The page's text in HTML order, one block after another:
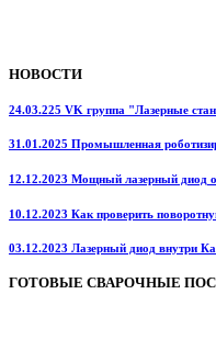
НОВОСТИ
24.03.225 VK группа "Лазерные
31.01.2025 Промышленная
12.12.2023 Мощный лазерный диод
10.12.2023 Как проверить
03.12.2023 Лазерный диод внутри
ГОТОВЫЕ СВАРОЧНЫЕ